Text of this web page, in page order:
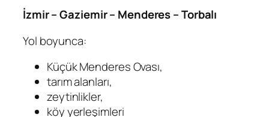
İzmir – Gaziemir – Menderes – Torbalı
Yol boyunca:
Küçük Menderes Ovası,
tarım alanları,
zeytinlikler,
köy yerleşimleri